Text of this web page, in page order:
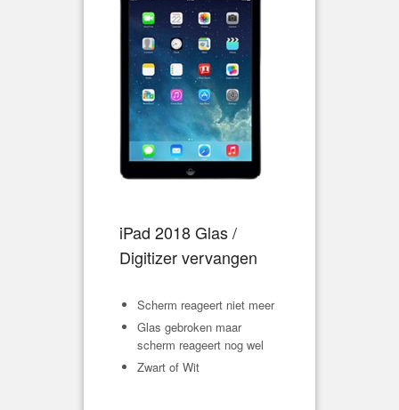
iPad 2018 Glas /
Digitizer vervangen
Scherm reageert niet meer
Glas gebroken maar
scherm reageert nog wel
Zwart of Wit